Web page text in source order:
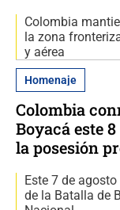
Colombia
la zona
y aérea
Homenaje
Colombia
Boyacá este
la posesión
Este 7 de
de la Batalla de